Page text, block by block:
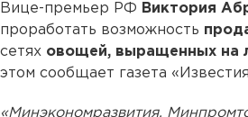
Вице-премьер РФ Виктория
проработать возможность
сетях овощей, выращенных на
этом сообщает газета
«Минэкономразвития,